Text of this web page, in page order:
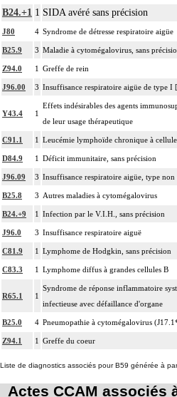
B24.+1 1 SIDA avéré sans précision
J80 4 Syndrome de détresse respiratoire aigüe
B25.9 3 Maladie à cytomégalovirus, sans
Z94.0 1 Greffe de rein
J96.00 3 Insuffisance respiratoire aigüe de type I
Y43.4 1
Effets indésirables des agents
de leur usage thérapeutique
C91.1 1 Leucémie lymphoïde chronique à
D84.9 1 Déficit immunitaire, sans précision
J96.09 3 Insuffisance respiratoire aigüe, type non
B25.8 3 Autres maladies à cytomégalovirus
B24.+9 1 Infection par le V.I.H., sans précision
J96.0 3 Insuffisance respiratoire aiguë
C81.9 1 Lymphome de Hodgkin, sans précision
C83.3 1 Lymphome diffus à grandes cellules B
R65.1 1
Syndrome de réponse inflammatoire
infectieuse avec défaillance d'organe
B25.0 4 Pneumopathie à cytomégalovirus
Z94.1 1 Greffe du coeur
Liste de diagnostics associés pour B59 générée à
Actes CCAM associés